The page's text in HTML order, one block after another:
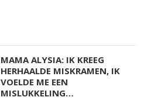
MAMA ALYSIA: IK KREEG
HERHAALDE MISKRAMEN, IK
VOELDE ME EEN
MISLUKKELING…